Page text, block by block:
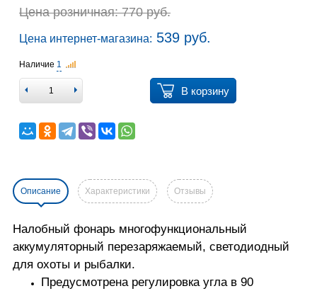
Цена розничная: 770 руб.
Цена интернет-магазина: 539 руб.
Наличие 1
В корзину
Описание Характеристики Отзывы
Налобный фонарь многофункциональный
аккумуляторный перезаряжаемый, светодиодный
для охоты и рыбалки.
Предусмотрена регулировка угла в 90